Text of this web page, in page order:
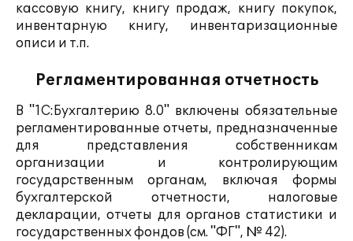
кассовую книгу, книгу продаж, книгу покупок,
инвентарную книгу, инвентаризационные
описи и т.п.
Регламентированная отчетность
В "1С:Бухгалтерию 8.0" включены обязательные
регламентированные отчеты, предназначенные
для представления собственникам
организации и контролирующим
государственным органам, включая формы
бухгалтерской отчетности, налоговые
декларации, отчеты для органов статистики и
государственных фондов (см. "ФГ", № 42).